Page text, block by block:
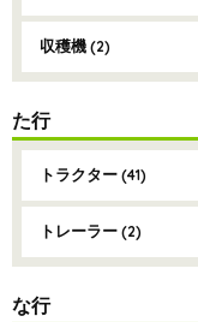
収穫機 (2)
た行
トラクター (41)
トレーラー (2)
な行